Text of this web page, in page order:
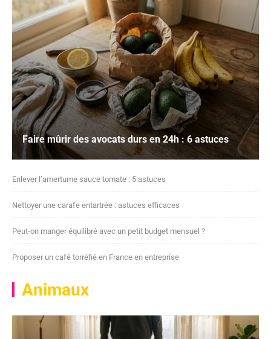
Faire mûrir des avocats durs en 24h : 6 astuces
Enlever l’amertume sauce tomate : 5 astuces
Nettoyer une carafe entartrée : astuces efficaces
Peut-on manger équilibré avec un petit budget mensuel ?
Proposer un café torréfié en France en entreprise
Animaux